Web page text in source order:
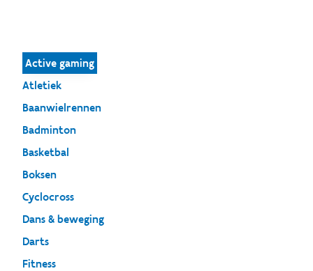
Active gaming
Atletiek
Baanwielrennen
Badminton
Basketbal
Boksen
Cyclocross
Dans & beweging
Darts
Fitness